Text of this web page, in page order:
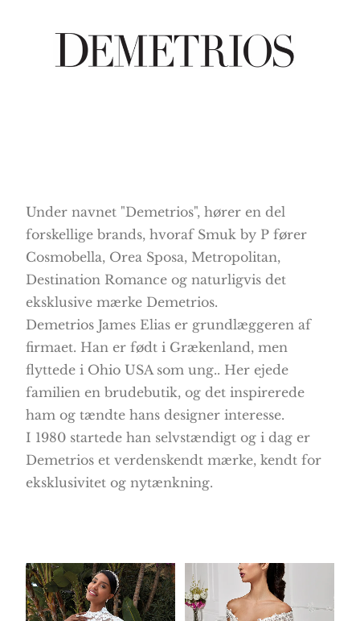
Under navnet "Demetrios", hører en del
forskellige brands, hvoraf Smuk by P fører
Cosmobella, Orea Sposa, Metropolitan,
Destination Romance og naturligvis det
eksklusive mærke Demetrios.
Demetrios James Elias er grundlæggeren af
firmaet. Han er født i Grækenland, men
flyttede i Ohio USA som ung.. Her ejede
familien en brudebutik, og det inspirerede
ham og tændte hans designer interesse.
I 1980 startede han selvstændigt og i dag er
Demetrios et verdenskendt mærke, kendt for
eksklusivitet og nytænkning.